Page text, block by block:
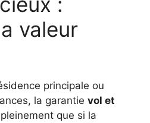
valeur
principale ou
la garantie vol et
que si la